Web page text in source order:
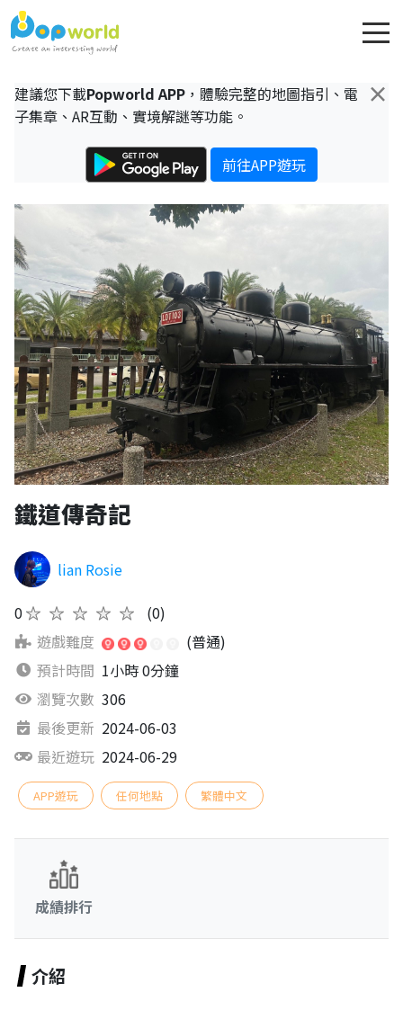
×
建議您下載Popworld APP ，體驗完整的地圖指引、電
子集章、AR互動、實境解謎等功能。
前往APP遊玩
鐵道傳奇記
lian Rosie
0★★★★★
(0)
遊戲難度
(普通)
預計時間 1小時 0分鐘
瀏覽次數 306
最後更新 2024-06-03
最近遊玩 2024-06-29
APP遊玩 任何地點 繁體中文
成績排行
介紹